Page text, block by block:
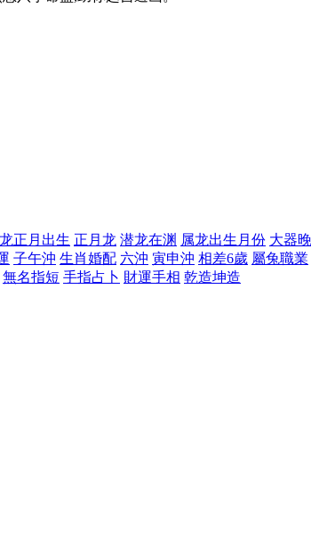
正月出生 正月龙 潜龙在渊 属龙出生月份 大器
子午沖 生肖婚配 六沖 寅申沖 相差6歲 屬兔職業
無名指短 手指占卜 財運手相 乾造坤造